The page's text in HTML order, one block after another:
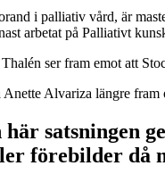
i palliativ vård, är
arbetat på Palliativt
ser fram emot att
Alvariza längre fram
här satsningen
förebilder då